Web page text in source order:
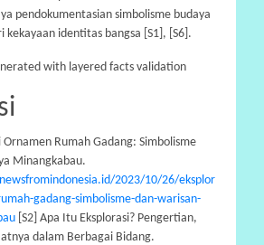
pendokumentasian simbolisme budaya
kekayaan identitas bangsa [S1], [S6].
with layered facts validation
Ornamen Rumah Gadang: Simbolisme
Minangkabau.
2023/10/26/eksplor
gadang-simbolisme-dan-warisan-
[S2] Apa Itu Eksplorasi? Pengertian,
dalam Berbagai Bidang.